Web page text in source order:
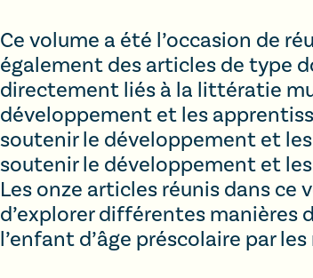
Ce volume a été l’occasion de
également des articles de type
directement liés à la littératie
développement et les
soutenir le développement et
soutenir le développement et
Les onze articles réunis dans ce
d’explorer différentes manières
l’enfant d’âge préscolaire par